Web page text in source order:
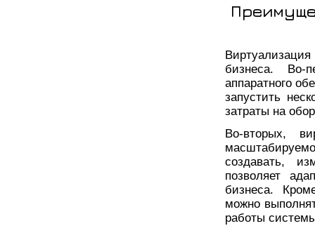
бизнеса. Во-
аппаратного
запустить
затраты на
Во-вторых,
создавать,
позволяет
бизнеса.
можно
работы